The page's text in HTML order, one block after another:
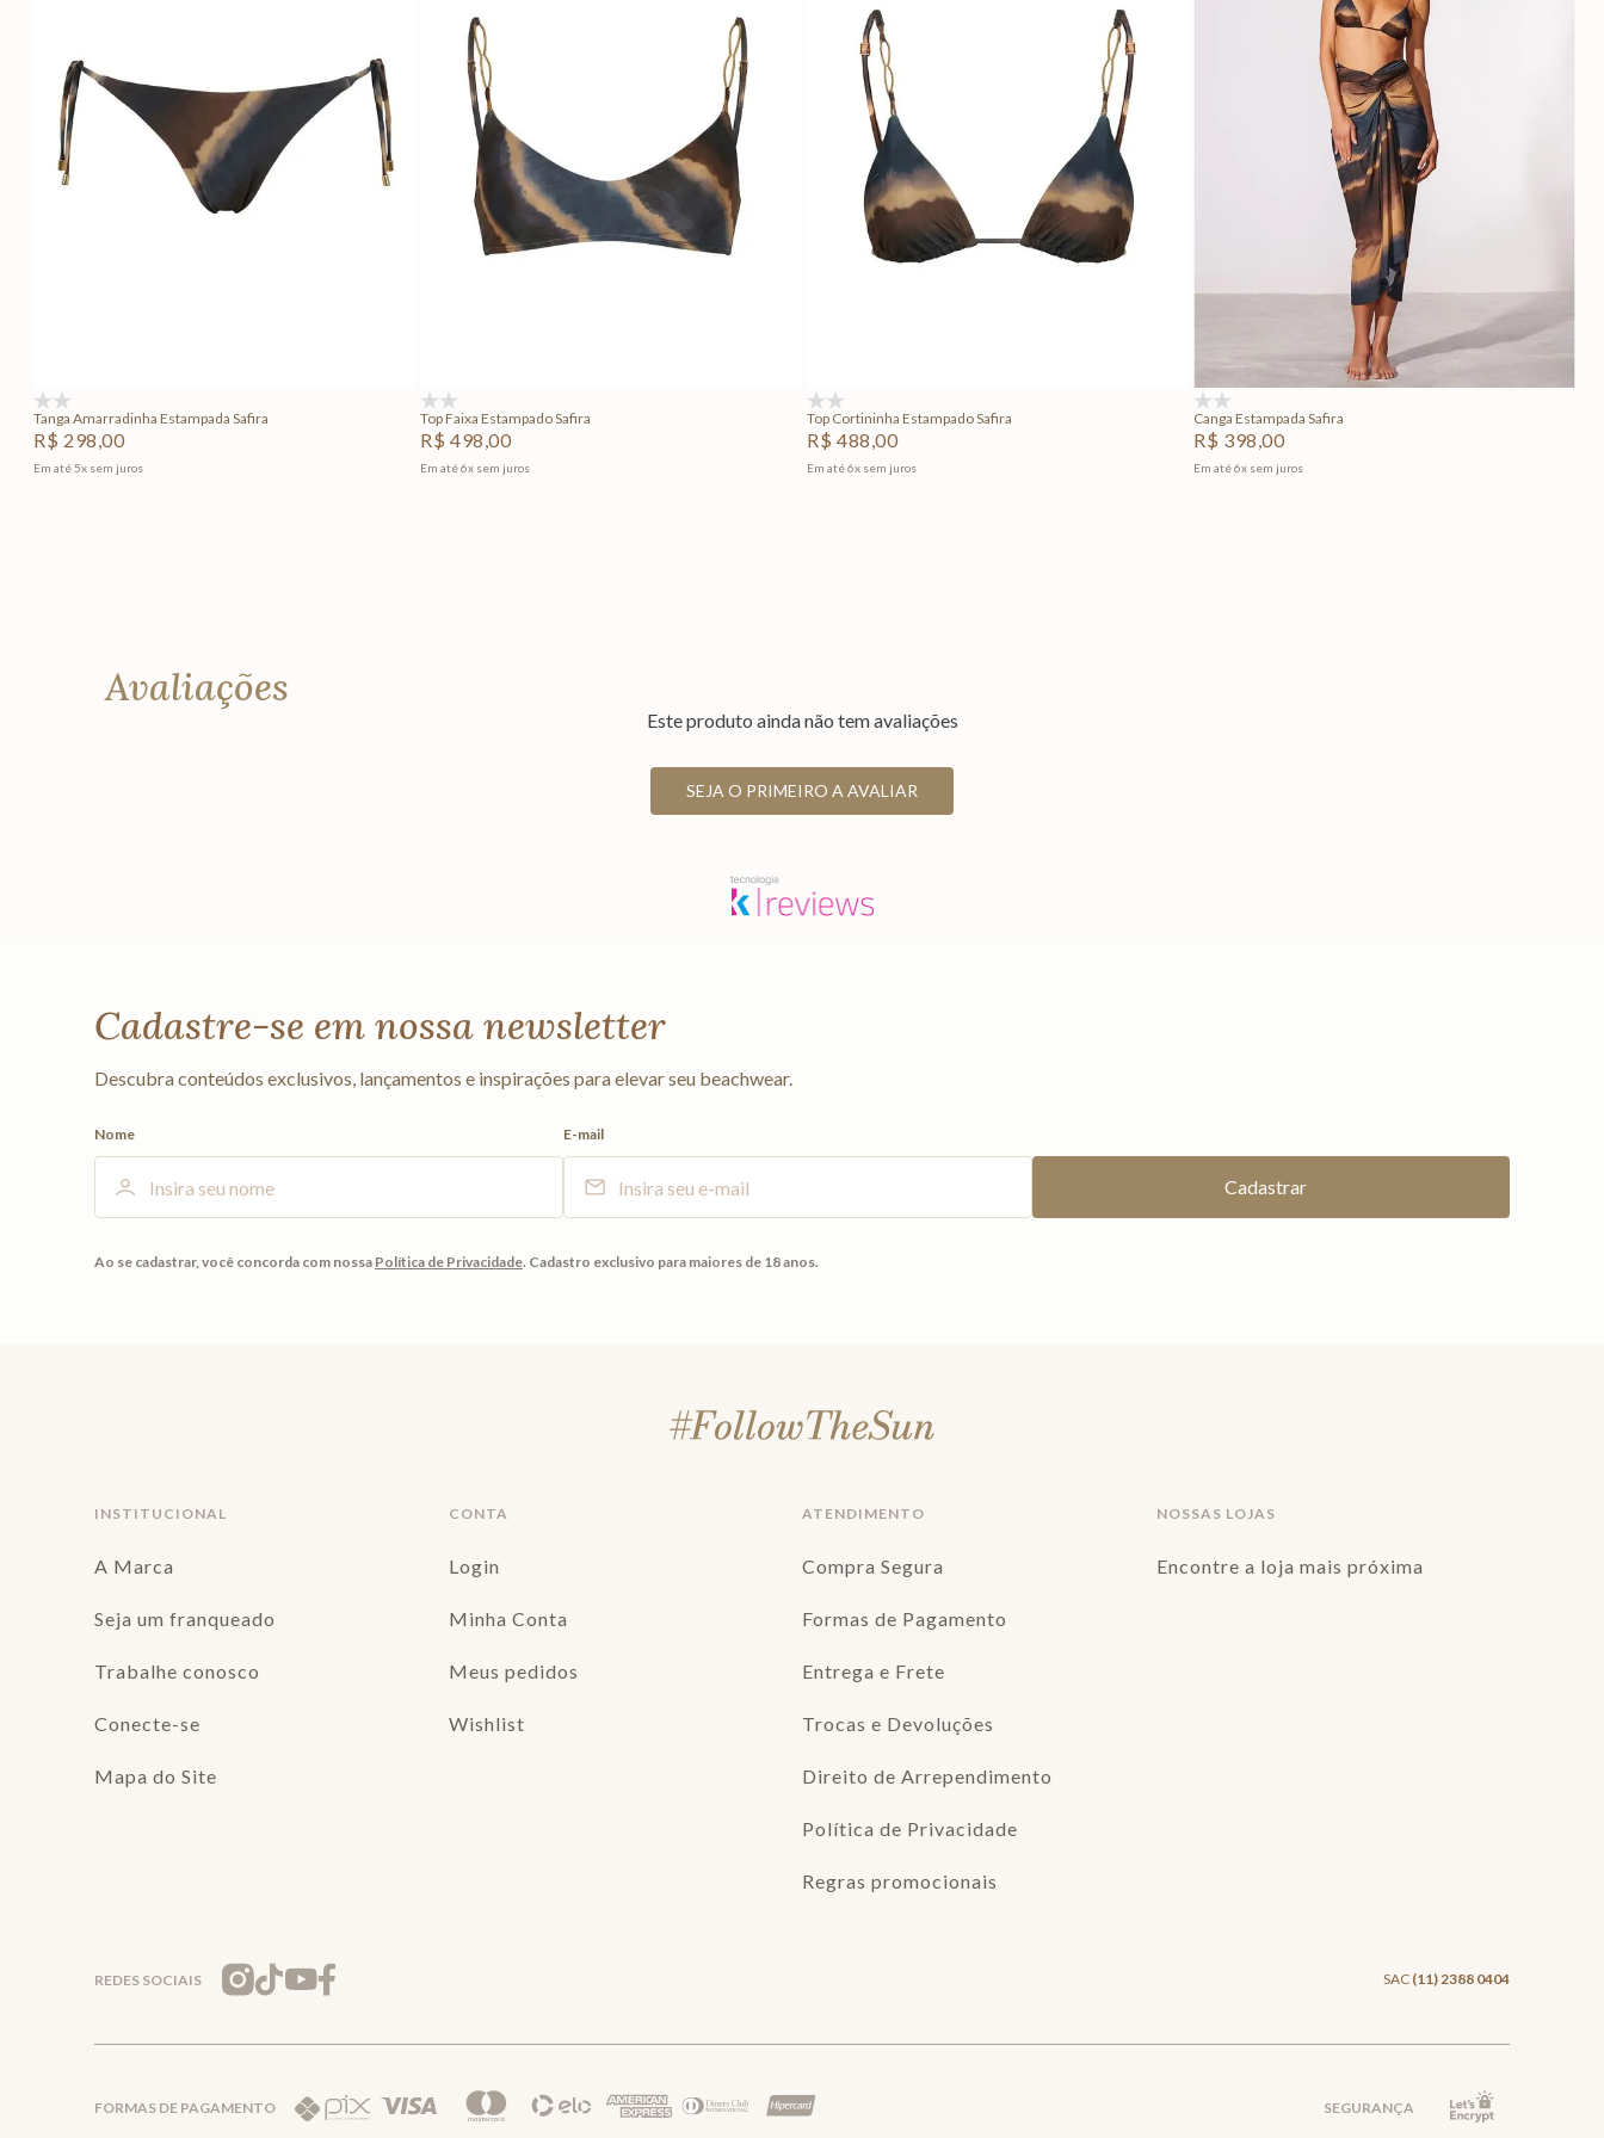
Tanga Amarradinha Estampada Safira
R$ 298,00
Em até 5x sem juros
Top Faixa Estampado Safira
R$ 498,00
Em até6x sem juros
Top Cortininha Estampado Safira
R$ 488,00
Em até6x sem juros
U
Adicionar na sacola
Canga Estampada Safira
R$ 398,00
Em até6x sem juros
Avaliações
Este produto ainda não tem avaliações
SEJA O PRIMEIRO A AVALIAR
Cadastre-se em nossa newsletter
Descubra conteúdos exclusivos, lançamentos e inspirações para elevar seu beachwear.
Nome E-mail
Ao se cadastrar, você concorda com nossa Política de Privacidade. Cadastro exclusivo para maiores de 18 anos.
INSTITUCIONAL
A Marca
Seja um franqueado
Trabalhe conosco
Conecte-se
Mapa do Site
CONTA
Login
Minha Conta
Meus pedidos
Wishlist
ATENDIMENTO
Compra Segura
Formas de Pagamento
Entrega e Frete
Trocas e Devoluções
Direito de Arrependimento
Política de Privacidade
Regras promocionais
NOSSAS LOJAS
Encontre a loja mais próxima
REDES SOCIAIS SAC (11) 2388 0404
FORMAS DE PAGAMENTO SEGURANÇA